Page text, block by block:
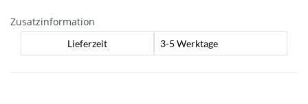
Zusatzinformation
Lieferzeit 3-5 Werktage